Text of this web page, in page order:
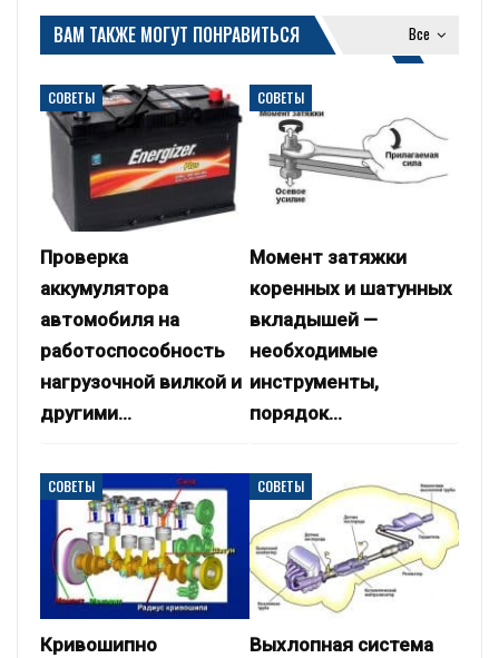
Все
ВАМ ТАКЖЕ МОГУТ ПОНРАВИТЬСЯ
СОВЕТЫ
Проверка
аккумулятора
автомобиля на
работоспособность
нагрузочной вилкой и
другими…
СОВЕТЫ
Момент затяжки
коренных и шатунных
вкладышей —
необходимые
инструменты,
порядок…
СОВЕТЫ
Кривошипно
СОВЕТЫ
Выхлопная система